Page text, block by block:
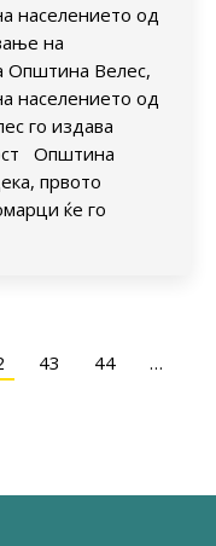
населението од
на
Општина Велес,
населението од
го издава
Општина
првото
ќе го
43 44
…